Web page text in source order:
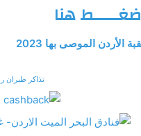
هنا
الأردن الموصى بها 2023
تذاكر طيران